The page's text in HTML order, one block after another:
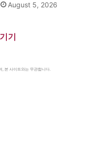
August 5, 2026
기
, 본 사이트와는 무관합니다.